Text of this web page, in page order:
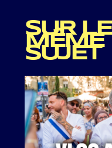
SUR LE
MÊME
SUJET